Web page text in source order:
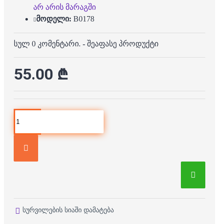
არ არის მარაგში
მოდელი: B0178
სულ 0 კომენტარი. - შეაფასე პროდუქტი
55.00 ₾
სურვილების სიაში დამატება